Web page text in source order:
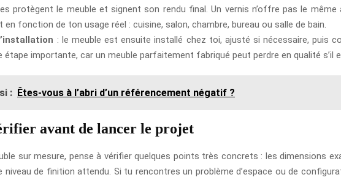
protègent le meuble et signent son rendu final. Un vernis n’offre pas le
fonction de ton usage réel : cuisine, salon, chambre, bureau ou salle de bain.
: le meuble est ensuite installé chez toi, ajusté si nécessaire, puis
étape importante, car un meuble parfaitement fabriqué peut perdre en qualité s’il
: Êtes-vous à l’abri d’un référencement négatif ?
avant de lancer le projet
sur mesure, pense à vérifier quelques points très concrets : les dimensions
de finition attendu. Si tu rencontres un problème d’espace ou de